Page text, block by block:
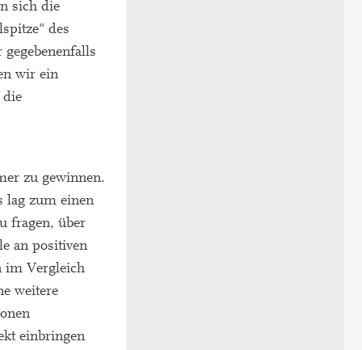
sich die
des
wir ein
die
zu gewinnen.
lag zum einen
fragen, über
an positiven
im Vergleich
weitere
einbringen